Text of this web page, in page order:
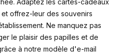
Adaptez les cartes-cadeaux
offrez-leur des souvenirs
Ne manquez pas
le plaisir des papilles et de
à notre modèle d'e-mail